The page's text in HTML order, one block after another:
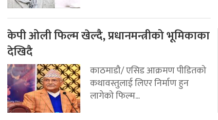
केपी ओली फिल्म खेल्दै, प्रधानमन्त्रीको भूमिकाका
देखिदै
काठमाडौ/ एसिड आक्रमण पीडितको
कथावस्तुलाई लिएर निर्माण हुन
लागेको फिल्म...